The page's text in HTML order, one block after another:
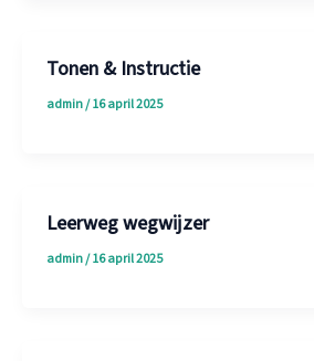
Tonen & Instructie
admin/16 april 2025
Leerweg wegwijzer
admin/16 april 2025